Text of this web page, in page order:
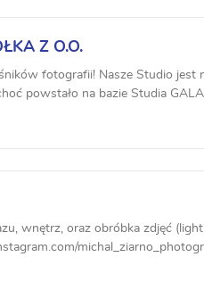
Z O.O.
fotografii! Nasze Studio jest
powstało na bazie Studia
wnętrz, oraz obróbka zdjęć